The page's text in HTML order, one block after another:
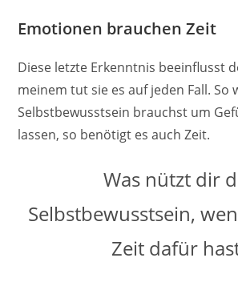
Emotionen brauchen Zeit
Diese letzte Erkenntnis beeinflusst
meinem tut sie es auf jeden Fall. So
Selbstbewusstsein brauchst um
lassen, so benötigt es auch Zeit.
Was nützt dir
Selbstbewusstsein,
Zeit dafür